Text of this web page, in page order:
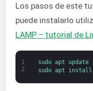
Los pasos de este
puede instalarlo
LAMP – tutorial de
1
2
sudo apt
update
sudo apt install